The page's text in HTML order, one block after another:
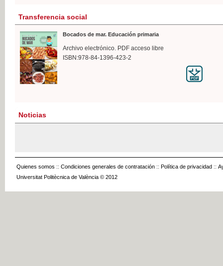
Transferencia social
Bocados de mar. Educación primaria
Archivo electrónico. PDF acceso libre
ISBN:978-84-1396-423-2
Noticias
Quienes somos :: Condiciones generales de contratación :: Política de privacidad ::
Universitat Politècnica de València © 2012